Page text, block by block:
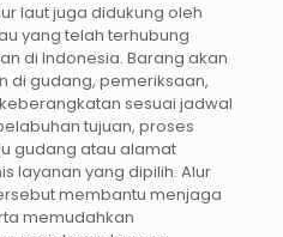
laut juga didukung oleh
yang telah terhubung
di Indonesia. Barang akan
di gudang, pemeriksaan,
sesuai jadwal
tujuan, proses
gudang atau alamat
layanan yang dipilih. Alur
membantu menjaga
memudahkan